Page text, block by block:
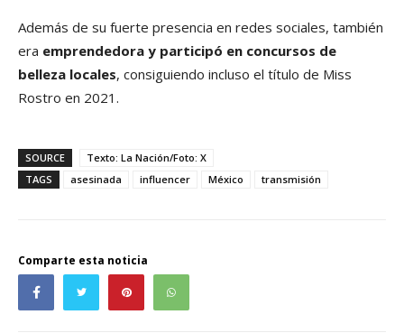
Además de su fuerte presencia en redes sociales, también
era emprendedora y participó en concursos de
belleza locales, consiguiendo incluso el título de Miss
Rostro en 2021.
SOURCE
Texto: La Nación/Foto: X
TAGS
asesinada influencer México transmisión
Comparte esta noticia